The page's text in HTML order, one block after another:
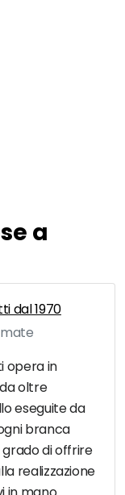
a
dal 1970
opera in
oltre
eseguite da
branca
di offrire
realizzazione